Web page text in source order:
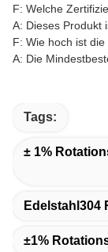
F: Welche
A: Dieses Produkt
F: Wie hoch ist
A: Die
Tags:
± 1%
Edelstahl304
±1%